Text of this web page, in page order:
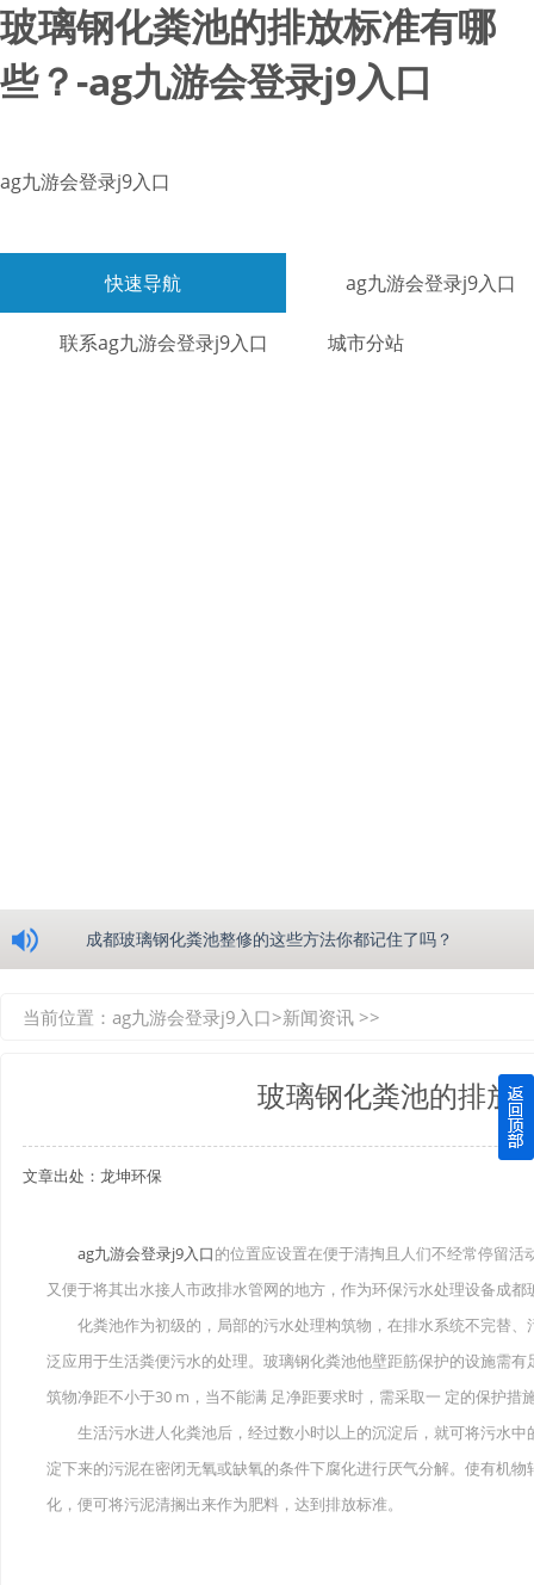
玻璃钢化粪池的排放标准有哪
些？-ag九游会登录j9入口
ag九游会登录j9入口
快速导航 ag九游会登录j9入口
联系ag九游会登录j9入口 城市分站
成都玻璃钢化粪池整修的这些方法你都记住了吗？
四川玻璃钢化粪池逐渐取代传统玻璃钢化粪池的这几点原因
关于重庆玻璃钢化粪池的这些基础知识你都记住了吗？
在安装绵阳玻璃钢化粪池时可能遇到这些难题
使用成都玻璃钢化粪池的七大好处你都记住了吗？
当前位置： ag九游会登录j9入口>新闻资讯 >>
玻璃钢化粪池的排放
文章出处：龙坤环保
ag九游会登录j9入口的位置应设置在便于清掏且人们不经常停留
又便于将其出水接人市政排水管网的地方，作为环保污水处理设备成
化粪池作为初级的，局部的污水处理构筑物，在排水系统不完替、
泛应用于生活粪便污水的处理。玻璃钢化粪池他壁距筋保护的设施需
筑物净距不小于30 m，当不能满 足净距要求时，需采取一 定的保护措
生活污水进人化粪池后，经过数小时以上的沉淀后，就可将污水中
淀下来的污泥在密闭无氧或缺氧的条件下腐化进行厌气分解。使有机
化，便可将污泥清搁出来作为肥料，达到排放标准。